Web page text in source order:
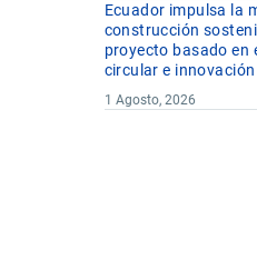
Ecuador impulsa la
construcción
proyecto basado en
circular e innovación
1 Agosto, 2026